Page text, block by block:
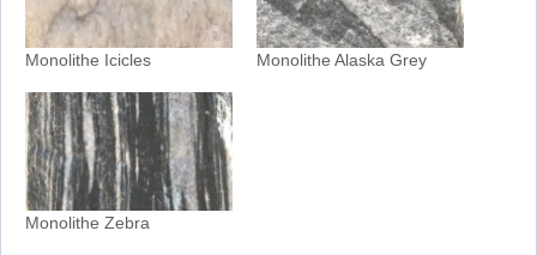
Monolithe Icicles Monolithe Alaska Grey
Monolithe Zebra